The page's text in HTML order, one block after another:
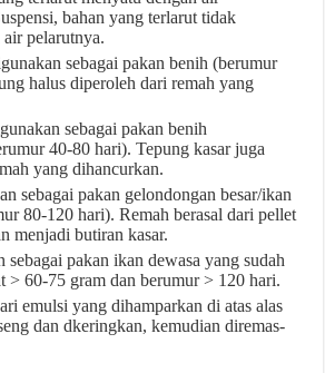
bahan yang terlarut tidak
pelarutnya.
sebagai pakan benih (berumur
halus diperoleh dari remah yang
sebagai pakan benih
40-80 hari). Tepung kasar juga
yang dihancurkan.
sebagai pakan gelondongan besar/ikan
80-120 hari). Remah berasal dari pellet
menjadi butiran kasar.
sebagai pakan ikan dewasa yang sudah
> 60-75 gram dan berumur > 120 hari.
emulsi yang dihamparkan di atas alas
dan dkeringkan, kemudian diremas-